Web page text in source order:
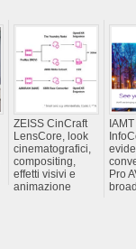
ZEISS CinCraft
LensCore, look
cinematografici,
compositing,
effetti visivi e
animazione
Pro